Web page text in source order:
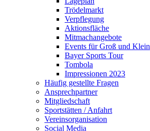
Trödelmarkt
Verpflegung
Aktionsfläche
Mitmachangebote
Events für Groß und Klein
Bayer Sports Tour
Tombola
Impressionen 2023
Häufig gestellte Fragen
Ansprechpartner
Mitgliedschaft
Sportstätten / Anfahrt
Vereinsorganisation
Social Media